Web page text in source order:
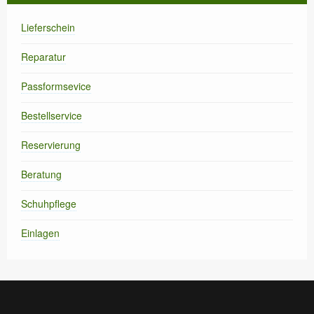
Lieferschein
Reparatur
Passformsevice
Bestellservice
Reservierung
Beratung
Schuhpflege
Einlagen